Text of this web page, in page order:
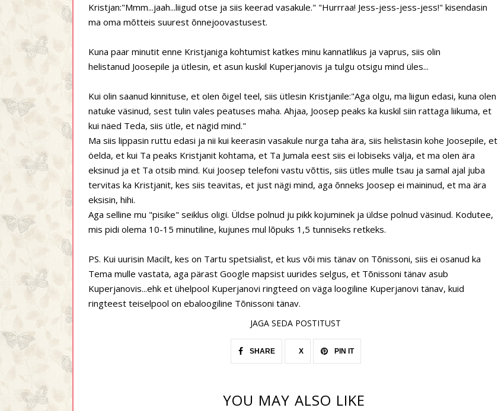
Kristjan:"Mmm...jaah...liigud otse ja siis keerad vasakule." "Hurrraa! Jess-jess-jess-jess!" kisendasin
ma oma mõtteis suurest õnnejoovastusest.
Kuna paar minutit enne Kristjaniga kohtumist katkes minu kannatlikus ja vaprus, siis olin
helistanud Joosepile ja ütlesin, et asun kuskil Kuperjanovis ja tulgu otsigu mind üles...
Kui olin saanud kinnituse, et olen õigel teel, siis ütlesin Kristjanile:"Aga olgu, ma liigun edasi, kuna olen
natuke väsinud, sest tulin vales peatuses maha. Ahjaa, Joosep peaks ka kuskil siin rattaga liikuma, et
kui näed Teda, siis ütle, et nägid mind."
Ma siis lippasin ruttu edasi ja nii kui keerasin vasakule nurga taha ära, siis helistasin kohe Joosepile, et
öelda, et kui Ta peaks Kristjanit kohtama, et Ta Jumala eest siis ei lobiseks välja, et ma olen ära
eksinud ja et Ta otsib mind. Kui Joosep telefoni vastu võttis, siis ütles mulle tsau ja samal ajal juba
tervitas ka Kristjanit, kes siis teavitas, et just nägi mind, aga õnneks Joosep ei maininud, et ma ära
eksisin, hihi.
Aga selline mu "pisike" seiklus oligi. Üldse polnud ju pikk kojuminek ja üldse polnud väsinud. Kodutee,
mis pidi olema 10-15 minutiline, kujunes mul lõpuks 1,5 tunniseks retkeks.
PS. Kui uurisin Macilt, kes on Tartu spetsialist, et kus või mis tänav on Tõnissoni, siis ei osanud ka
Tema mulle vastata, aga pärast Google mapsist uurides selgus, et Tõnissoni tänav asub
Kuperjanovis...ehk et ühelpool Kuperjanovi ringteed on väga loogiline Kuperjanovi tänav, kuid
ringteest teiselpool on ebaloogiline Tõnissoni tänav.
JAGA SEDA POSTITUST
SHARE X PIN IT
YOU MAY ALSO LIKE